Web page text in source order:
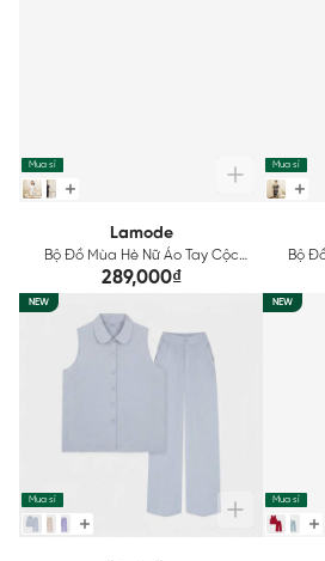
Mua sỉ
Lamode
Bộ Đồ Mùa Hè Nữ Áo Tay Cộc
Quần Đùi Lụa Latin Lamode
LST036AS0
289,000₫
Mua sỉ
Bộ
Quần
NEW
Mua sỉ
NEW
Mua sỉ